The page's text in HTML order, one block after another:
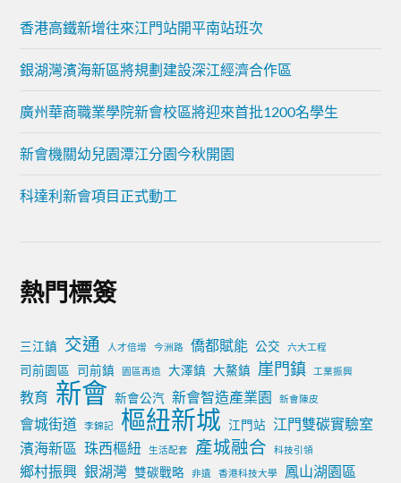
香港高鐵新增往來江門站開平南站班次
銀湖灣濱海新區將規劃建設深江經濟合作區
廣州華商職業學院新會校區將迎來首批1200名學生
新會機關幼兒園潭江分園今秋開園
科達利新會項目正式動工
熱門標簽
三江鎮 交通 人才倍增 今洲路 僑都賦能 公交 六大工程
司前園區 司前鎮 園區再造 大澤鎮 大鰲鎮 崖門鎮 工業振興
教育 新會 新會公汽 新會智造產業園 新會陳皮
會城街道 李錦記 樞紐新城 江門站
江門雙碳實驗室
濱海新區 珠西樞紐 生活配套 產城融合 科技引領
鄉村振興 銀湖灣 雙碳戰略 非遺 香港科技大學 鳳山湖園區